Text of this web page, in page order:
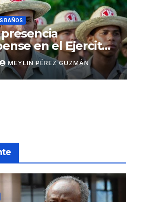
BAÑOS
en el Ejercito
Trabajo
MEYLIN PÉREZ GUZMÁN